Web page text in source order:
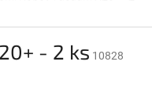
- 2 ks 10828